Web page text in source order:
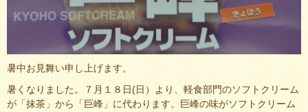
暑中お見舞い申し上げます。
暑くなりました。７月１８日(日）より、軽食部門のソフトクリーム
が「抹茶」から「巨峰」に代わります。巨峰の味がソフトクリーム